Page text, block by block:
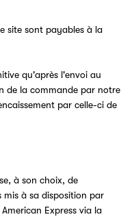
site sont payables à la
qu'après l'envoi au
de la commande par notre
par celle-ci de
à son choix, de
mis à sa disposition par
Express via la